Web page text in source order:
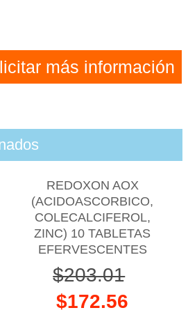
más información
REDOXON AOX
(ACIDOASCORBICO,
COLECALCIFEROL,
ZINC) 10 TABLETAS
EFERVESCENTES
$203.01
$172.56